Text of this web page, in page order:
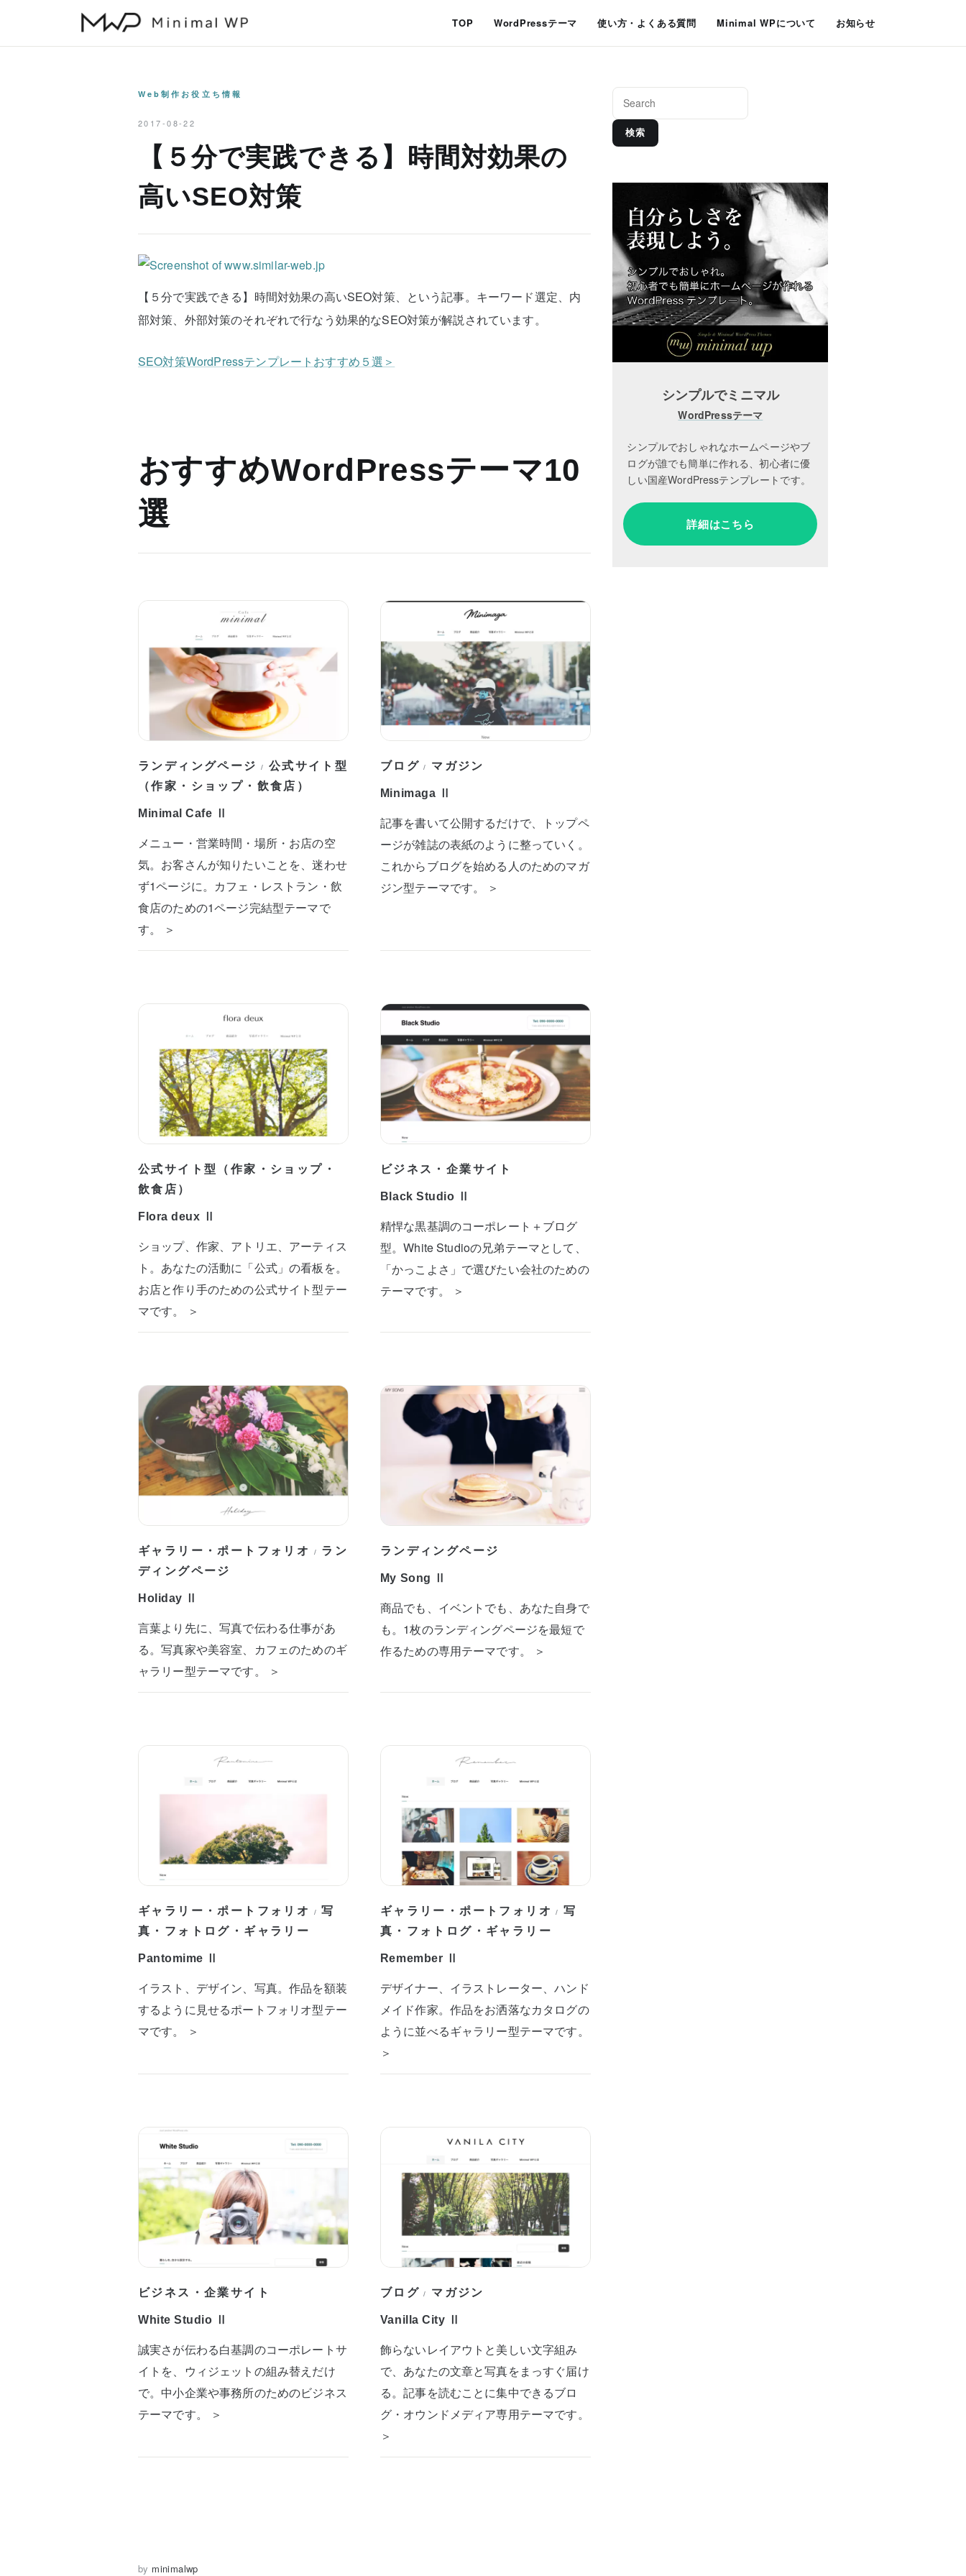
TOP WordPressテーマ 使い方・よくある質問 Minimal WPについて お知らせ
Web制作お役立ち情報
2017-08-22
【５分で実践できる】時間対効果の
高いSEO対策
【５分で実践できる】時間対効果の高いSEO対策、という記事。キーワード選定、内
部対策、外部対策のそれぞれで行なう効果的なSEO対策が解説されています。
SEO対策WordPressテンプレートおすすめ５選＞
おすすめWordPressテーマ10
選
ランディングページ / 公式サイト型
（作家・ショップ・飲食店）
Minimal Cafe Ⅱ
メニュー・営業時間・場所・お店の空
気。お客さんが知りたいことを、迷わせ
ず1ページに。カフェ・レストラン・飲
食店のための1ページ完結型テーマで
す。 ＞
ブログ / マガジン
Minimaga Ⅱ
記事を書いて公開するだけで、トップペ
ージが雑誌の表紙のように整っていく。
これからブログを始める人のためのマガ
ジン型テーマです。 ＞
公式サイト型（作家・ショップ・
飲食店）
Flora deux Ⅱ
ショップ、作家、アトリエ、アーティス
ト。あなたの活動に「公式」の看板を。
お店と作り手のための公式サイト型テー
マです。 ＞
ビジネス・企業サイト
Black Studio Ⅱ
精悍な黒基調のコーポレート＋ブログ
型。White Studioの兄弟テーマとして、
「かっこよさ」で選びたい会社のための
テーマです。 ＞
ギャラリー・ポートフォリオ / ラン
ディングページ
Holiday Ⅱ
言葉より先に、写真で伝わる仕事があ
る。写真家や美容室、カフェのためのギ
ャラリー型テーマです。 ＞
ランディングページ
My Song Ⅱ
商品でも、イベントでも、あなた自身で
も。1枚のランディングページを最短で
作るための専用テーマです。 ＞
ギャラリー・ポートフォリオ /写
真・フォトログ・ギャラリー
Pantomime Ⅱ
イラスト、デザイン、写真。作品を額装
するように見せるポートフォリオ型テー
マです。 ＞
ギャラリー・ポートフォリオ /写
真・フォトログ・ギャラリー
Remember Ⅱ
デザイナー、イラストレーター、ハンド
メイド作家。作品をお洒落なカタログの
ように並べるギャラリー型テーマです。
＞
ビジネス・企業サイト
White Studio Ⅱ
誠実さが伝わる白基調のコーポレートサ
イトを、ウィジェットの組み替えだけ
で。中小企業や事務所のためのビジネス
テーマです。 ＞
ブログ / マガジン
Vanilla City Ⅱ
飾らないレイアウトと美しい文字組み
で、あなたの文章と写真をまっすぐ届け
る。記事を読むことに集中できるブロ
グ・オウンドメディア専用テーマです。
＞
by minimalwp
検索
シンプルでミニマル
WordPressテーマ
シンプルでおしゃれなホームページやブ
ログが誰でも簡単に作れる、初心者に優
しい国産WordPressテンプレートです。
詳細はこちら